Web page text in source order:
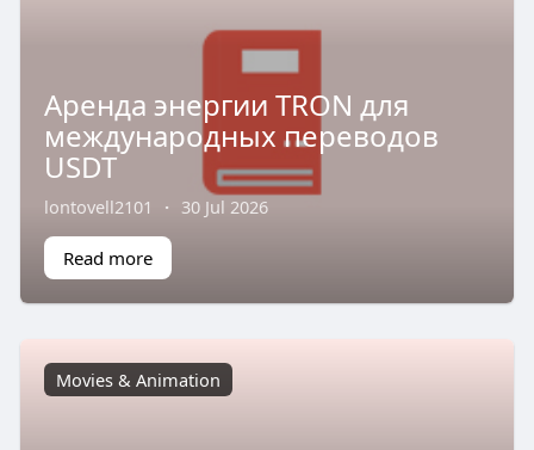
Аренда энергии TRON для
международных переводов
USDT
lontovell2101 · 30 Jul 2026
Read more
Movies & Animation